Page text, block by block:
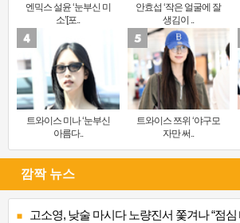
엔믹스 설윤 ‘눈부신 미
소’[포..
안효섭 ‘작은 얼굴에 잘
생김이 ..
트와이스 미나 ‘눈부신
아름다..
트와이스 쯔위 ‘야구모
자만 써..
깜짝 뉴스
고소영, 낮술 마시다 노량진서 쫓겨나 “점심